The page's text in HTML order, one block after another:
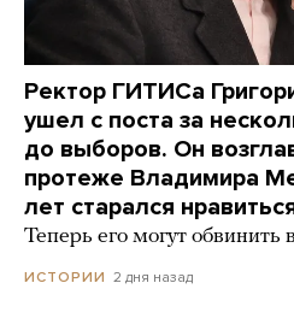
Ректор ГИТИСа
ушел с поста за
до выборов. Он
протеже Владимира
лет старался
Теперь его могут обвинить
ИСТОРИИ 2 дня назад